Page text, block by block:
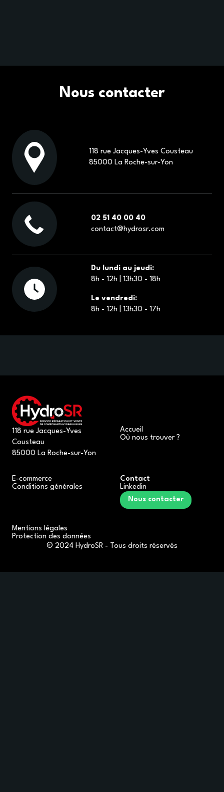
Nous contacter
118 rue Jacques-Yves Cousteau
85000 La Roche-sur-Yon
02 51 40 00 40
contact@hydrosr.com
Du lundi au jeudi:
8h - 12h | 13h30 - 18h
Le vendredi:
8h - 12h | 13h30 - 17h
118 rue Jacques-Yves
Cousteau
85000 La Roche-sur-Yon
Accueil
Où nous trouver ?
E-commerce
Conditions générales
Contact
Linkedin
Nous contacter
Mentions légales
Protection des données
© 2024 HydroSR - Tous droits réservés